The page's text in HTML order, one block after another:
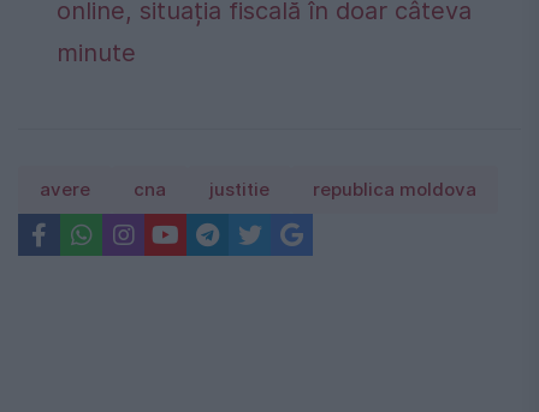
online, situația fiscală în doar câteva
minute
avere cna justitie republica moldova